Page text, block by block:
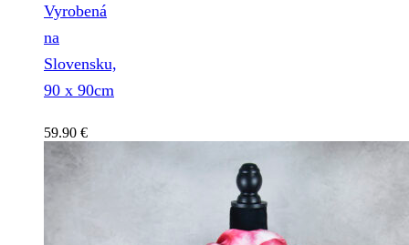
Vyrobená
na
Slovensku,
90 x 90cm
59.90 €